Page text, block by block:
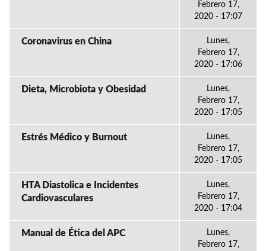
Febrero 17,
2020 - 17:07
Coronavirus en China
Lunes,
Febrero 17,
2020 - 17:06
Dieta, Microbiota y Obesidad
Lunes,
Febrero 17,
2020 - 17:05
Estrés Médico y Burnout
Lunes,
Febrero 17,
2020 - 17:05
HTA Diastolica e Incidentes
Cardiovasculares
Lunes,
Febrero 17,
2020 - 17:04
Manual de Ética del APC
Lunes,
Febrero 17,